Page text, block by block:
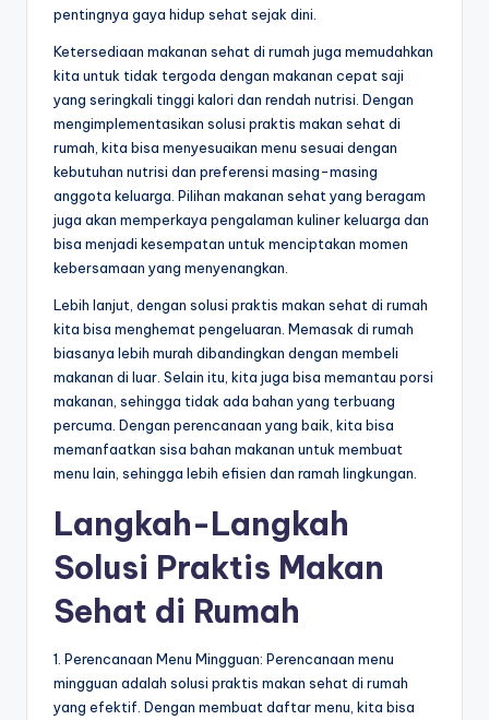
pentingnya gaya hidup sehat sejak dini.
Ketersediaan makanan sehat di rumah juga memudahkan
kita untuk tidak tergoda dengan makanan cepat saji
yang seringkali tinggi kalori dan rendah nutrisi. Dengan
mengimplementasikan solusi praktis makan sehat di
rumah, kita bisa menyesuaikan menu sesuai dengan
kebutuhan nutrisi dan preferensi masing-masing
anggota keluarga. Pilihan makanan sehat yang beragam
juga akan memperkaya pengalaman kuliner keluarga dan
bisa menjadi kesempatan untuk menciptakan momen
kebersamaan yang menyenangkan.
Lebih lanjut, dengan solusi praktis makan sehat di rumah
kita bisa menghemat pengeluaran. Memasak di rumah
biasanya lebih murah dibandingkan dengan membeli
makanan di luar. Selain itu, kita juga bisa memantau porsi
makanan, sehingga tidak ada bahan yang terbuang
percuma. Dengan perencanaan yang baik, kita bisa
memanfaatkan sisa bahan makanan untuk membuat
menu lain, sehingga lebih efisien dan ramah lingkungan.
Langkah-Langkah
Solusi Praktis Makan
Sehat di Rumah
1. Perencanaan Menu Mingguan: Perencanaan menu
mingguan adalah solusi praktis makan sehat di rumah
yang efektif. Dengan membuat daftar menu, kita bisa